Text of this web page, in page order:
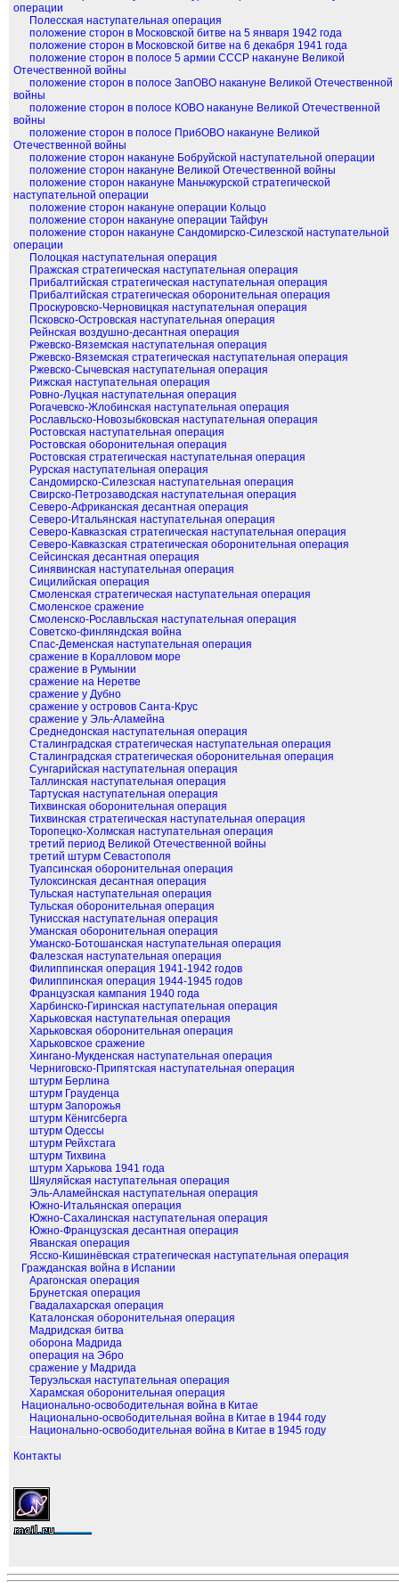
операции
Полесская наступательная операция
положение сторон в Московской битве на 5 января 1942 года
положение сторон в Московской битве на 6 декабря 1941 года
положение сторон в полосе 5 армии СССР накануне Великой
Отечественной войны
положение сторон в полосе ЗапОВО накануне Великой Отечественной
войны
положение сторон в полосе КОВО накануне Великой Отечественной
войны
положение сторон в полосе ПрибОВО накануне Великой
Отечественной войны
положение сторон накануне Бобруйской наступательной операции
положение сторон накануне Великой Отечественной войны
положение сторон накануне Маньчжурской стратегической
наступательной операции
положение сторон накануне операции Кольцо
положение сторон накануне операции Тайфун
положение сторон накануне Сандомирско-Силезской наступательной
операции
Полоцкая наступательная операция
Пражская стратегическая наступательная операция
Прибалтийская стратегическая наступательная операция
Прибалтийская стратегическая оборонительная операция
Проскуровско-Черновицкая наступательная операция
Псковско-Островская наступательная операция
Рейнская воздушно-десантная операция
Ржевско-Вяземская наступательная операция
Ржевско-Вяземская стратегическая наступательная операция
Ржевско-Сычевская наступательная операция
Рижская наступательная операция
Ровно-Луцкая наступательная операция
Рогачевско-Жлобинская наступательная операция
Рославльско-Новозыбковская наступательная операция
Ростовская наступательная операция
Ростовская оборонительная операция
Ростовская стратегическая наступательная операция
Рурская наступательная операция
Сандомирско-Силезская наступательная операция
Свирско-Петрозаводская наступательная операция
Северо-Африканская десантная операция
Северо-Итальянская наступательная операция
Северо-Кавказская стратегическая наступательная операция
Северо-Кавказская стратегическая оборонительная операция
Сейсинская десантная операция
Синявинская наступательная операция
Сицилийская операция
Смоленская стратегическая наступательная операция
Смоленское сражение
Смоленско-Рославльская наступательная операция
Советско-финляндская война
Спас-Деменская наступательная операция
сражение в Коралловом море
сражение в Румынии
сражение на Неретве
сражение у Дубно
сражение у островов Санта-Крус
сражение у Эль-Аламейна
Среднедонская наступательная операция
Сталинградская стратегическая наступательная операция
Сталинградская стратегическая оборонительная операция
Сунгарийская наступательная операция
Таллинская наступательная операция
Тартуская наступательная операция
Тихвинская оборонительная операция
Тихвинская стратегическая наступательная операция
Торопецко-Холмская наступательная операция
третий период Великой Отечественной войны
третий штурм Севастополя
Туапсинская оборонительная операция
Тулоксинская десантная операция
Тульская наступательная операция
Тульская оборонительная операция
Тунисская наступательная операция
Уманская оборонительная операция
Уманско-Ботошанская наступательная операция
Фалезская наступательная операция
Филиппинская операция 1941-1942 годов
Филиппинская операция 1944-1945 годов
Французская кампания 1940 года
Харбинско-Гиринская наступательная операция
Харьковская наступательная операция
Харьковская оборонительная операция
Харьковское сражение
Хингано-Мукденская наступательная операция
Черниговско-Припятская наступательная операция
штурм Берлина
штурм Грауденца
штурм Запорожья
штурм Кёнигсберга
штурм Одессы
штурм Рейхстага
штурм Тихвина
штурм Харькова 1941 года
Шяуляйская наступательная операция
Эль-Аламейнская наступательная операция
Южно-Итальянская операция
Южно-Сахалинская наступательная операция
Южно-Французская десантная операция
Яванская операция
Ясско-Кишинёвская стратегическая наступательная операция
Гражданская война в Испании
Арагонская операция
Брунетская операция
Гвадалахарская операция
Каталонская оборонительная операция
Мадридская битва
оборона Мадрида
операция на Эбро
сражение у Мадрида
Теруэльская наступательная операция
Харамская оборонительная операция
Национально-освободительная война в Китае
Национально-освободительная война в Китае в 1944 году
Национально-освободительная война в Китае в 1945 году
Контакты